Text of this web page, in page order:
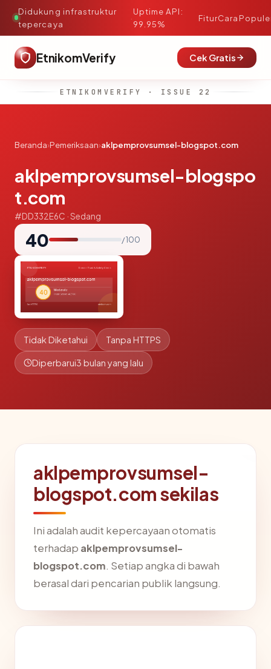
Didukung infrastruktur
tepercaya
·
Uptime API:
99.95%
FiturCara
EtnikomVerify Cek Gratis
ETNIKOMVERIFY · ISSUE 22
Beranda›Pemeriksaan›aklpemprovsumsel-blogspot.com
aklpemprovsumsel-blogspo
t.com
#DD332E6C · Sedang
40 / 100
Tidak Diketahui Tanpa HTTPS
Diperbarui3 bulan yang lalu
aklpemprovsumsel-
blogspot.com sekilas
Ini adalah audit kepercayaan otomatis
terhadap aklpemprovsumsel-
blogspot.com. Setiap angka di bawah
berasal dari pencarian publik langsung.